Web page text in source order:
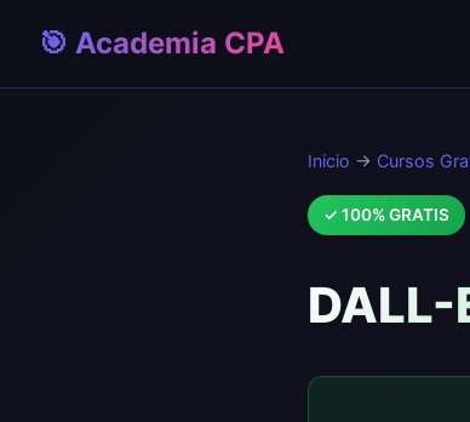
🎯 Academia CPA
Inicio → Cursos
✓ 100% GRATIS